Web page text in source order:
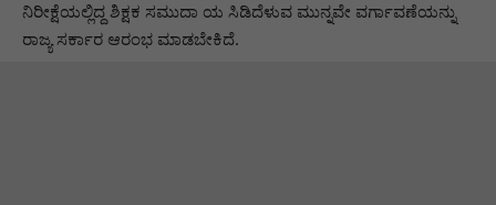
ನಿರೀಕ್ಷೆಯಲ್ಲಿದ್ದ ಶಿಕ್ಷಕ ಸಮುದಾ ಯ ಸಿಡಿದೆಳುವ ಮುನ್ನವೇ ವರ್ಗಾವಣೆಯನ್ನು
ರಾಜ್ಯ ಸರ್ಕಾರ ಆರಂಭ ಮಾಡಬೇಕಿದೆ.